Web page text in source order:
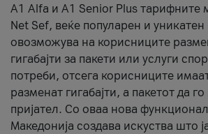
А1 Alfa и A1 Senior Plus тарифните
Net Sef, веќе популарен и
овозможува на корисниците
гигабајти за пакети или услуги
потреби, отсега корисниците
разменат гигабајти, а пакетот да
пријател. Со оваа нова
Македонија создава искуства што